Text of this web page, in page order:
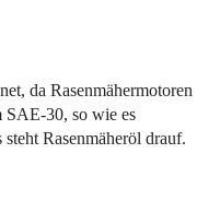
da Rasenmähermotoren
SAE-30, so wie es
Rasenmäheröl drauf.